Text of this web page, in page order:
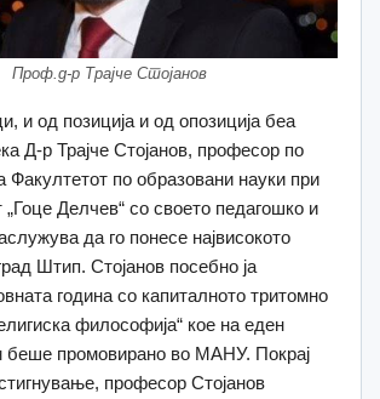
Проф.д-р Трајче Стојанов
и од позиција и од опозиција беа
Д-р Трајче Стојанов, професор по
Факултетот по образовани науки при
„Гоце Делчев“ со своето педагошко и
да го понесе највисокото
Штип. Стојанов посебно ја
година со капиталното тритомно
философија“ кое на еден
беше промовирано во МАНУ. Покрај
професор Стојанов